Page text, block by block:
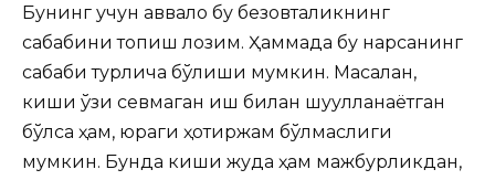
Бунинг учун аввало бу безовталикнинг
сабабини топиш лозим. Ҳаммада бу нарсанинг
сабаби турлича бўлиши мумкин. Масалан,
киши ўзи севмаган иш билан шуғулланаётган
бўлса ҳам, юраги ҳотиржам бўлмаслиги
мумкин. Бунда киши жуда ҳам мажбурликдан,